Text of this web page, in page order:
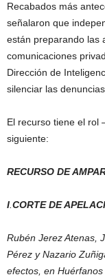
Recabados más
señalaron que
están preparando las
comunicaciones
Dirección de
silenciar las
El recurso tiene el rol
siguiente:
RECURSO DE
I CORTE DE
Rubén Jerez Atenas,
Pérez y Nazario
efectos, en